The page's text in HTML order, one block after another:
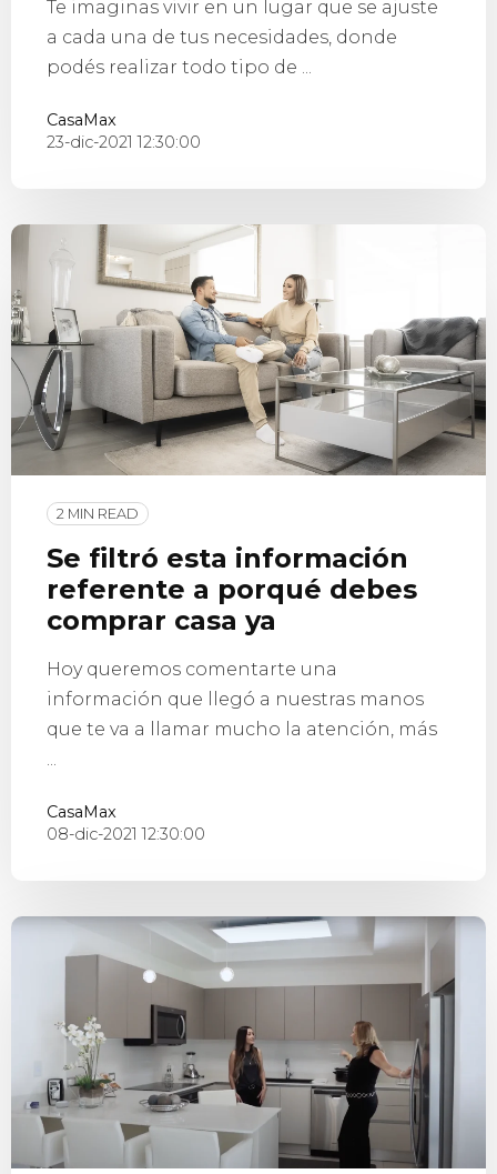
Te imaginas vivir en un lugar que se ajuste
a cada una de tus necesidades, donde
podés realizar todo tipo de ...
CasaMax
23-dic-2021 12:30:00
2 MIN READ
Se filtró esta información
referente a porqué debes
comprar casa ya
Hoy queremos comentarte una
información que llegó a nuestras manos
que te va a llamar mucho la atención, más
...
CasaMax
08-dic-2021 12:30:00